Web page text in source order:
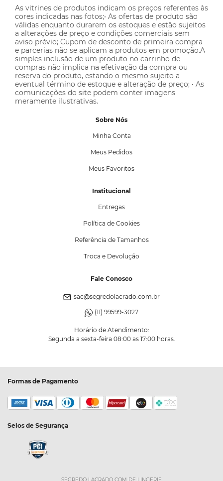
As vitrines de produtos indicam os preços referentes às
cores indicadas nas fotos;• As ofertas de produto são
válidas enquanto durarem os estoques e estão sujeitos
a alterações de preço e condições comerciais sem
aviso prévio; Cupom de desconto de primeira compra
e parcerias não se aplicam a produtos em promoção.A
simples inclusão de um produto no carrinho de
compras não implica na efetivação da compra ou
reserva do produto, estando o mesmo sujeito a
eventual término de estoque e alteração de preço; • As
comunicações do site podem conter imagens
meramente ilustrativas.
Sobre Nós
Minha Conta
Meus Pedidos
Meus Favoritos
Institucional
Entregas
Política de Cookies
Referência de Tamanhos
Troca e Devolução
Fale Conosco
sac@segredolacrado.com.br
(11) 99599-3027
Horário de Atendimento:
Segunda a sexta-feira 08:00 as 17:00 horas.
Formas de Pagamento
Selos de Segurança
SEGREDO LACRADO COM DE LINGERIE